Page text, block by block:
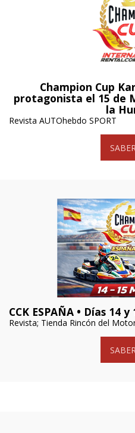
Champion Cup
protagonista el 15 de
la
Revista AUTOhebdo SPORT
CCK ESPAÑA • Días 14
Revista; Tienda Rincón del